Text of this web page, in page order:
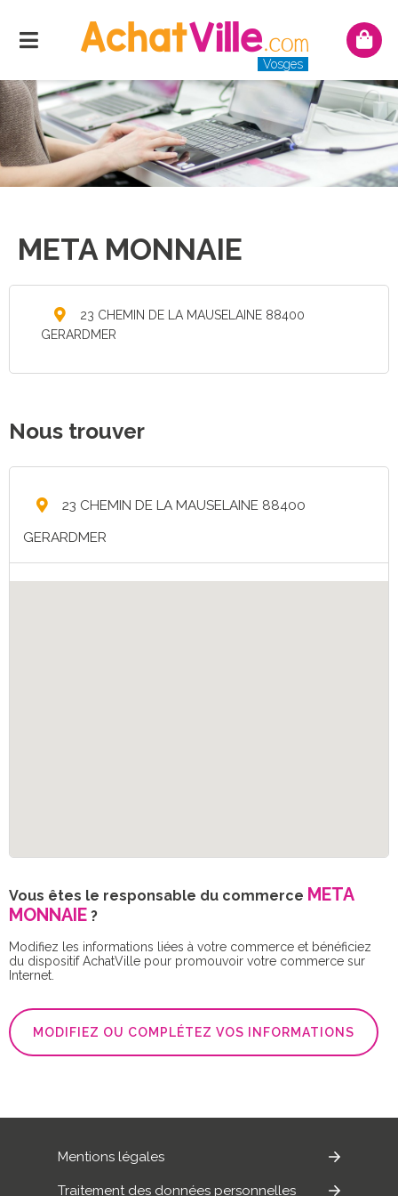
Menu
Vosges
Mon
META MONNAIE
23 CHEMIN DE LA MAUSELAINE 88400
GERARDMER
Nous trouver
23 CHEMIN DE LA MAUSELAINE 88400
GERARDMER
Vous êtes le responsable du commerce META
MONNAIE ?
Modifiez les informations liées à votre commerce et bénéficiez
du dispositif AchatVille pour promouvoir votre commerce sur
Internet.
MODIFIEZ OU COMPLÉTEZ VOS INFORMATIONS
Mentions légales
Traitement des données personnelles